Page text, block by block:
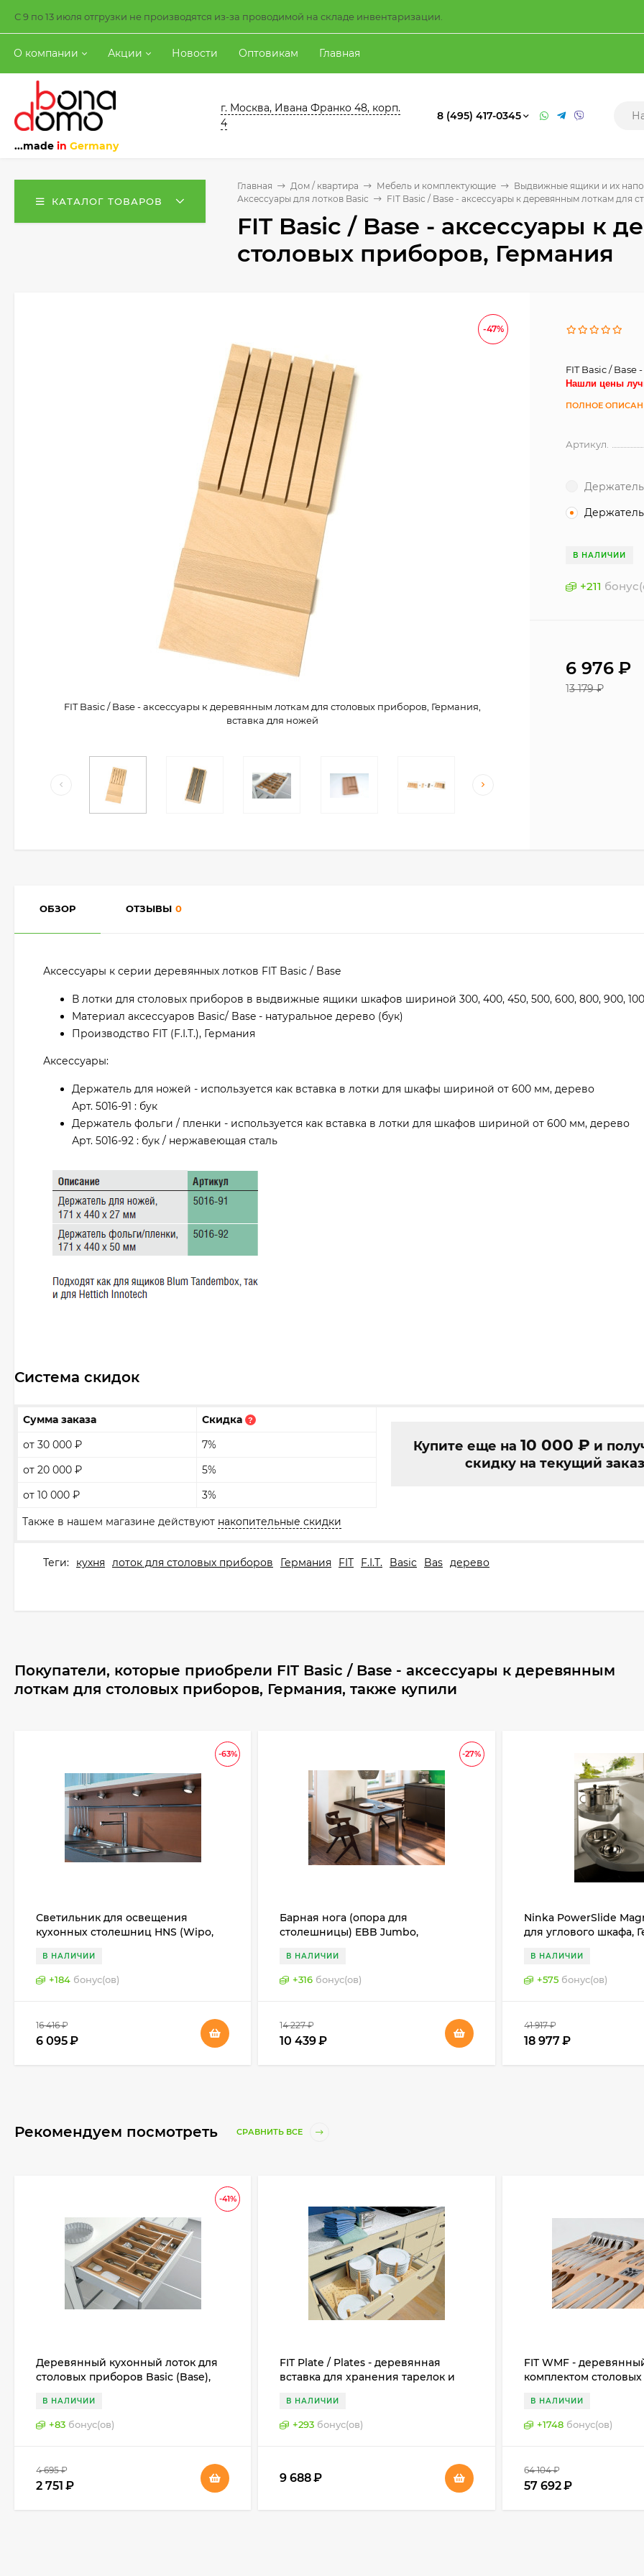
С 9 по 13 июля отгрузки не производятся из-за проводимой на складе инвентаризации.
О компании Акции Новости Оптовикам Главная
...made in Germany
г. Москва, Ивана Франко 48, корп.
4
8 (495) 417-0345
КАТАЛОГ ТОВАРОВ
Главная Дом / квартира Мебель и комплектующие
Выдвижные ящики и их
Аксессуары для лотков Basic
FIT Basic / Base - аксессуары к деревянным лоткам для
FIT Basic / Base - аксессуары к
столовых приборов, Германия
-47%
FIT Basic / Base - аксессуары к деревянным лоткам для столовых приборов, Германия,
вставка для ножей
FIT Basic /
Нашли цены
ПОЛНОЕ
Артикул.
В НАЛИЧИИ
+211
6 976 ₽
13 179 ₽
ОБЗОР ОТЗЫВЫ 0
Аксессуары к серии деревянных лотков FIT Basic / Base
В лотки для столовых приборов в выдвижные ящики шкафов шириной 300, 400, 450, 500, 600, 800, 900,
Материал аксессуаров Basic/ Base - натуральное дерево (бук)
Производство FIT (F.I.T.), Германия
Аксессуары:
Держатель для ножей - используется как вставка в лотки для шкафы шириной от 600 мм, дерево
Арт. 5016-91 : бук
Держатель фольги / пленки - используется как вставка в лотки для шкафов шириной от 600 мм, дерево
Арт. 5016-92 : бук / нержавеющая сталь
Система скидок
Сумма заказа Скидка ?
от 30 000 ₽
7%
от 20 000 ₽
5%
от 10 000 ₽ 3%
Купите еще на 10 000 ₽ и
скидку на текущий
Также в нашем магазине действуют накопительные скидки
Теги: кухня лоток для столовых приборов Германия FIT F.I.T. Basic Bas дерево
Покупатели, которые приобрели FIT Basic / Base - аксессуары к деревянным
лоткам для столовых приборов, Германия, также купили
-63%
Светильник для освещения
кухонных столешниц HNS (Wipo,
В НАЛИЧИИ
+184 бонус(ов)
16 416 ₽
6 095₽
-27%
Барная нога (опора для
столешницы) EBB Jumbo,
В НАЛИЧИИ
+316 бонус(ов)
14 227 ₽
10 439₽
Ninka PowerSlide
для углового шкафа,
В НАЛИЧИИ
+575 бонус(ов)
41 917 ₽
18 977₽
Рекомендуем посмотреть СРАВНИТЬ ВСЕ
-41%
Деревянный кухонный лоток для
столовых приборов Basic (Base),
В НАЛИЧИИ
+83 бонус(ов)
4 695 ₽
2 751 ₽
FIT Plate / Plates - деревянная
вставка для хранения тарелок и
В НАЛИЧИИ
+293 бонус(ов)
9 688₽
FIT WMF -
комплектом
В НАЛИЧИИ
+1748 бонус(ов)
64 104 ₽
57 692₽